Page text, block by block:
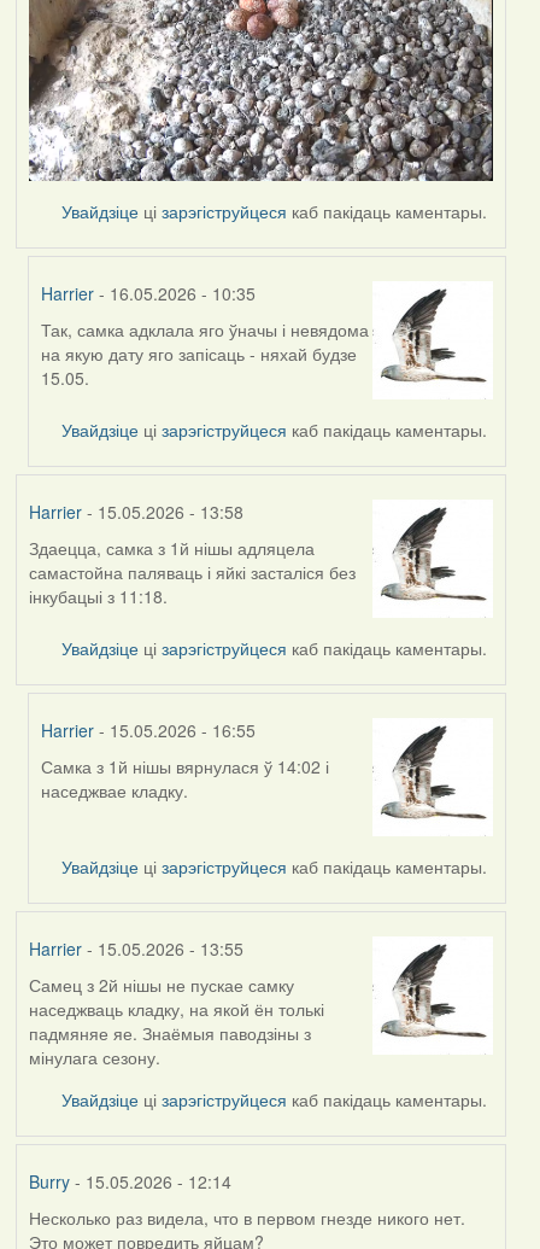
Увайдзіце цізарэгіструйцеся каб пакідаць каментары.
Harrier - 16.05.2026 - 10:35
In
reply
to
Ксения
Так, самка адклала яго ўначы і невядома
на якую дату яго запісаць - няхай будзе
15.05.
Увайдзіце цізарэгіструйцеся каб пакідаць каментары.
Harrier- 15.05.2026 - 13:58
Здаецца, самка з 1й нішы адляцела
самастойна паляваць і яйкі засталіся без
інкубацыі з 11:18.
Увайдзіце цізарэгіструйцеся каб пакідаць каментары.
Harrier - 15.05.2026 - 16:55
In
reply
Harrier
Самка з 1й нішы вярнулася ў 14:02 і
наседжвае кладку.
Увайдзіце цізарэгіструйцеся каб пакідаць каментары.
Harrier- 15.05.2026 - 13:55
Самец з 2й нішы не пускае самку
наседжваць кладку, на якой ён толькі
падмяняе яе. Знаёмыя паводзіны з
мінулага сезону.
Увайдзіце цізарэгіструйцеся каб пакідаць каментары.
Burry- 15.05.2026 - 12:14
Несколько раз видела, что в первом гнезде никого нет.
Это может повредить яйцам?